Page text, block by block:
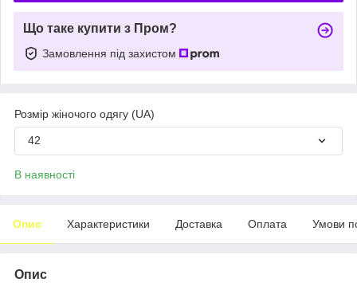
Що таке купити з Пром?
Замовлення під захистом
Розмір жіночого одягу (UA)
42
В наявності
Опис Характеристики Доставка Оплата Умови
Опис